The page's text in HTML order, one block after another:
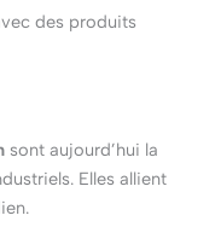
des produits
sont aujourd’hui la
Elles allient